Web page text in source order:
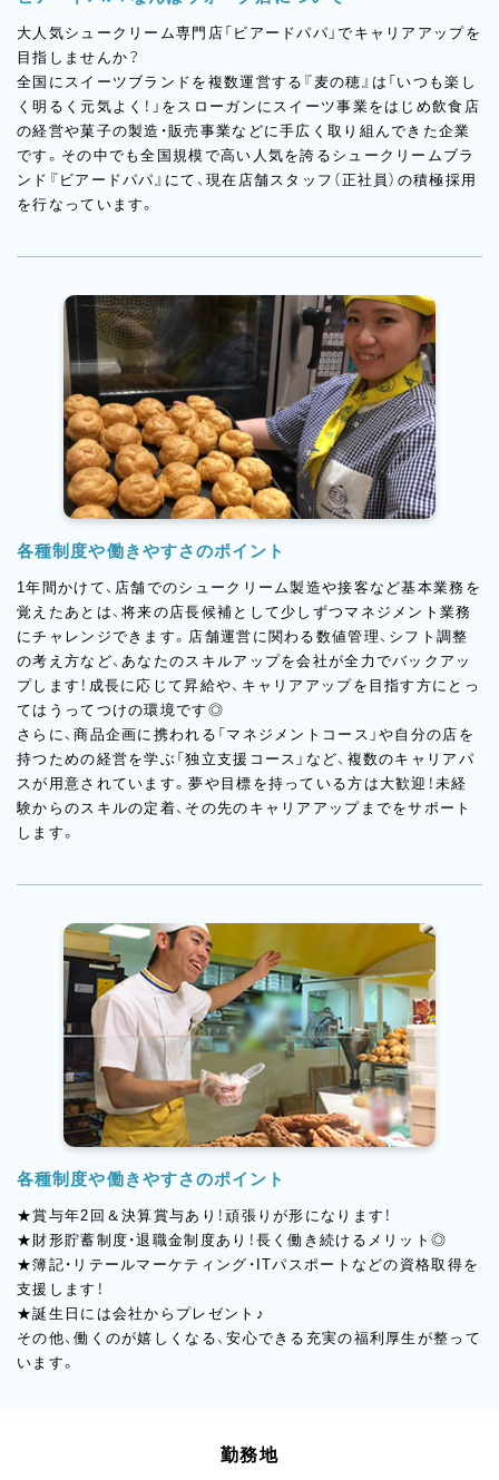
大人気シュークリーム専門店「ビアードパパ」でキャリアアップを
目指しませんか？
全国にスイーツブランドを複数運営する『麦の穂』は「いつも楽し
く明るく元気よく！」をスローガンにスイーツ事業をはじめ飲食店
の経営や菓子の製造・販売事業などに手広く取り組んできた企業
です。その中でも全国規模で高い人気を誇るシュークリームブラ
ンド『ビアードパパ』にて、現在店舗スタッフ（正社員）の積極採用
を行なっています。
各種制度や働きやすさのポイント
1年間かけて、店舗でのシュークリーム製造や接客など基本業務を
覚えたあとは、将来の店長候補として少しずつマネジメント業務
にチャレンジできます。店舗運営に関わる数値管理、シフト調整
の考え方など、あなたのスキルアップを会社が全力でバックアッ
プします！成長に応じて昇給や、キャリアアップを目指す方にとっ
てはうってつけの環境です◎
さらに、商品企画に携われる「マネジメントコース」や自分の店を
持つための経営を学ぶ「独立支援コース」など、複数のキャリアパ
スが用意されています。夢や目標を持っている方は大歓迎！未経
験からのスキルの定着、その先のキャリアアップまでをサポート
します。
各種制度や働きやすさのポイント
★賞与年2回＆決算賞与あり！頑張りが形になります！
★財形貯蓄制度・退職金制度あり！長く働き続けるメリット◎
★簿記・リテールマーケティング・ITパスポートなどの資格取得を
支援します！
★誕生日には会社からプレゼント♪
その他、働くのが嬉しくなる、安心できる充実の福利厚生が整って
います。
勤務地